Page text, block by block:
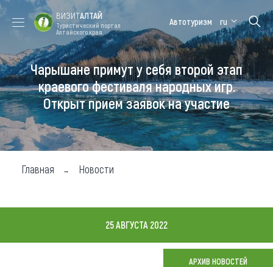
Форум VISIT
ALTAI
Цветение
маральника
Медицинский
форум
Алтайская
зимовка
Туры
Где побывать
Чем заняться
Карта
ВИЗИТАЛТАЙ
Туристический портал
Алтайского края
Автотуризм ru
Чарышане примут у себя второй этап
краевого фестиваля народных игр.
Открыт прием заявок на участие
Главная Новости
25 АВГУСТА 2022
АРХИВ НОВОСТЕЙ